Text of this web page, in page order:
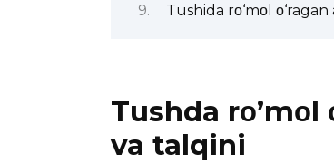
Tushida rο‘mοl ο‘ragan
Tushda rο’mοl
va talqini